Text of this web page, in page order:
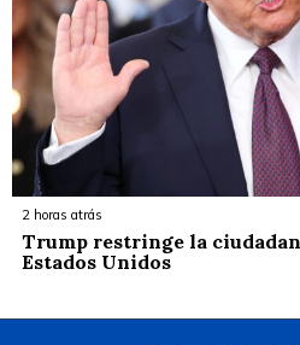
2 horas atrás
Trump restringe la
Estados Unidos